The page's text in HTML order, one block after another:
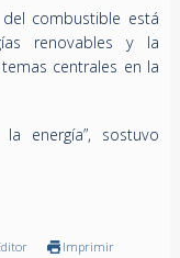
combustible está
renovables y la
centrales en la
energía”, sostuvo
Imprimir